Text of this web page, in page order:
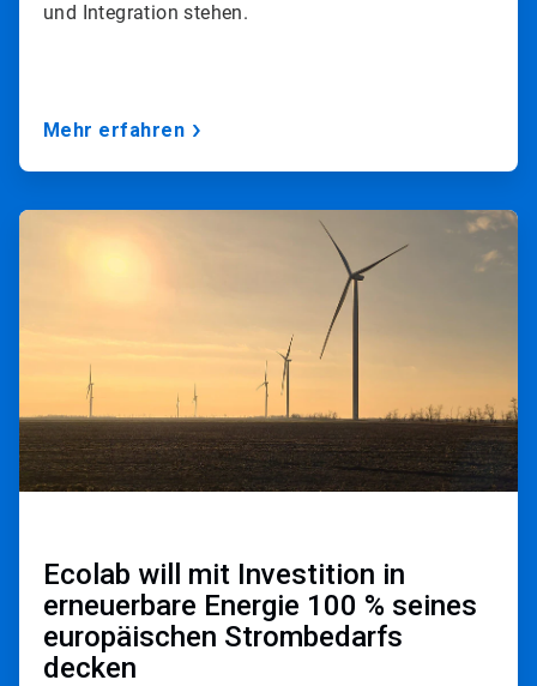
und Integration stehen.
Mehr erfahren
ArticleTile
Ecolab will mit Investition in
erneuerbare Energie 100 % seines
europäischen Strombedarfs
decken